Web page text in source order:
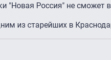
"Новая Россия" не
из старейших в